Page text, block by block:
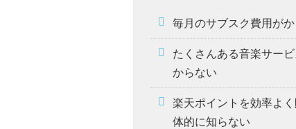
毎月のサブスク費用が
たくさんある音楽サー
からない
楽天ポイントを効率よ
体的に知らない